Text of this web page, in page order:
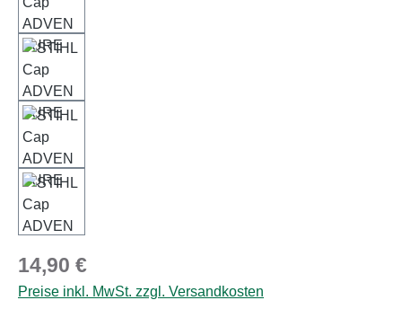
Regulärer Preis:
14,90 €
Preise inkl. MwSt. zzgl. Versandkosten